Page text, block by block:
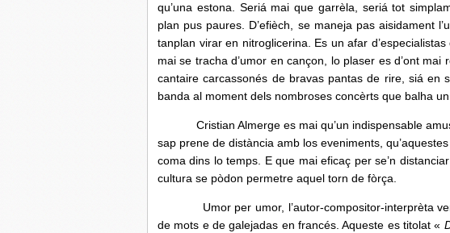
qu’una estona. Seriá mai que garrèla, seriá tot
plan pus paures. D’efièch, se maneja pas aisidament
tanplan virar en nitroglicerina. Es un afar
mai se tracha d’umor en cançon, lo plaser es d’ont mai
cantaire carcassonés de bravas pantas de rire, siá en
banda al moment dels nombroses concèrts que balha
Cristian Almerge es mai qu’un indispensable
sap prene de distància amb los eveniments,
coma dins lo temps. E que mai eficaç per se’n
cultura se pòdon permetre aquel torn de fòrça.
Umor per umor, l’autor-compositor-interprèta ven
de mots e de galejadas en francés. Aqueste es titolat «